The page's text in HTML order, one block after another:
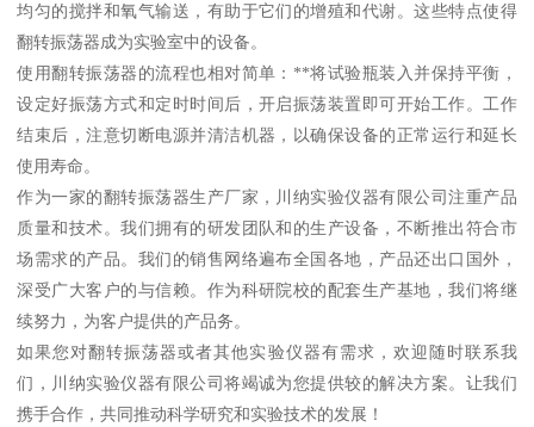
均匀的搅拌和氧气输送，有助于它们的增殖和代谢。这些特点使得
翻转振荡器成为实验室中的设备。
使用翻转振荡器的流程也相对简单：**将试验瓶装入并保持平衡，
设定好振荡方式和定时时间后，开启振荡装置即可开始工作。工作
结束后，注意切断电源并清洁机器，以确保设备的正常运行和延长
使用寿命。
作为一家的翻转振荡器生产厂家，川纳实验仪器有限公司注重产品
质量和技术。我们拥有的研发团队和的生产设备，不断推出符合市
场需求的产品。我们的销售网络遍布全国各地，产品还出口国外，
深受广大客户的与信赖。作为科研院校的配套生产基地，我们将继
续努力，为客户提供的产品务。
如果您对翻转振荡器或者其他实验仪器有需求，欢迎随时联系我
们，川纳实验仪器有限公司将竭诚为您提供较的解决方案。让我们
携手合作，共同推动科学研究和实验技术的发展！